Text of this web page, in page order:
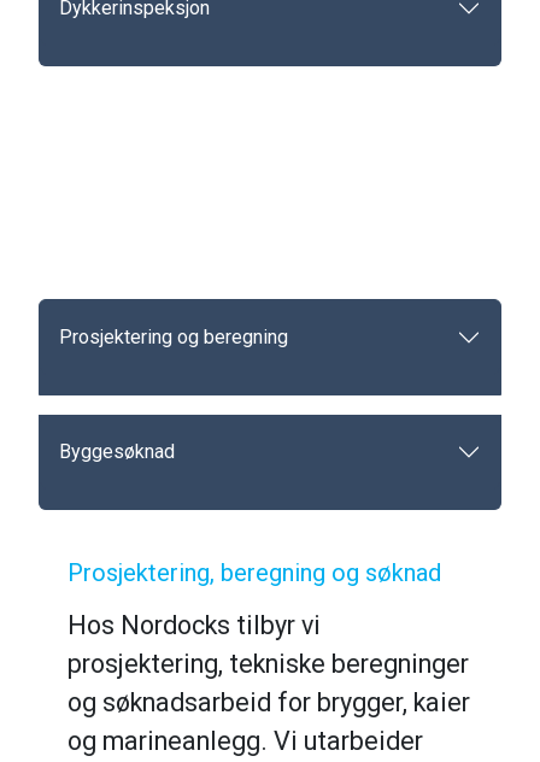
Dykkerinspeksjon
Prosjektering og beregning
Byggesøknad
Prosjektering, beregning og søknad
Hos Nordocks tilbyr vi
prosjektering, tekniske beregninger
og søknadsarbeid for brygger, kaier
og marineanlegg. Vi utarbeider